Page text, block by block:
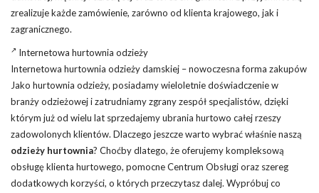
zrealizuje każdezamówienie, zarówno od klienta krajowego, jak i
zagranicznego.
Internetowa hurtownia odzieży
Internetowa hurtownia odzieży damskiej – nowoczesna forma zakupów
Jako hurtownia odzieży, posiadamy wieloletnie doświadczenie w
branży odzieżowej i zatrudniamy zgrany zespół specjalistów, dzięki
którym już od wielu lat sprzedajemy ubrania hurtowo całej rzeszy
zadowolonych klientów. Dlaczego jeszcze warto wybrać właśnie naszą
odzieży hurtownia? Choćby dlatego, że oferujemy kompleksową
obsługę klienta hurtowego, pomocne Centrum Obsługi oraz szereg
dodatkowych korzyści, o których przeczytasz dalej. Wypróbuj co